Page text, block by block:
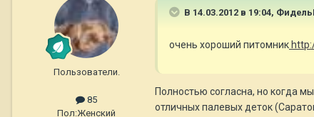
Пользователи.
85
Пол:Женский
В 14.03.2012 в 19:04,
очень хороший питомник
Полностью согласна, но когда
отличных палевых деток